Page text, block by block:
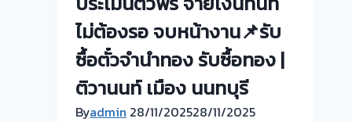
รับ
ไถ่ถอน
ถึง
โรง
จำนำ
ร้าน
ไม่ต้องรอ จบหน้างาน📌รับ
ซื้อตั๋วจำนำทอง รับซื้อทอง |
ติวานนท์ เมือง นนทบุรี
Byadmin 28/11/202528/11/2025